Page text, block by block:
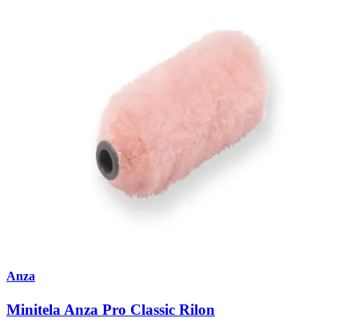
Anza
Minitela Anza Pro Classic Rilon